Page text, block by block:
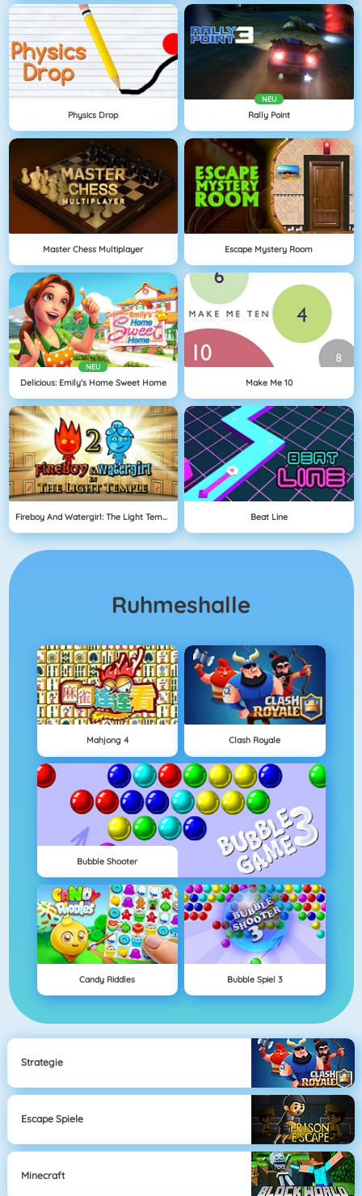
Physics Drop
NEU
Rally Point
Master Chess Multiplayer Escape Mystery Room
NEU
Delicious: Emily's Home Sweet Home Make Me 10
Fireboy And Watergirl: The Light Temple Beat Line
Ruhmeshalle
Mahjong 4 Clash Royale
Bubble Shooter
Candy Riddles Bubble Spiel 3
Strategie
Escape Spiele
Minecraft